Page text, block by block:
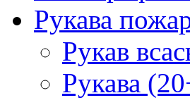
Рукава
Рукав
Рукава